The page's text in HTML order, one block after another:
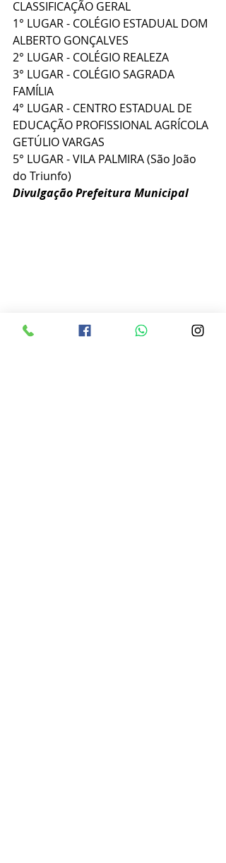
CLASSIFICAÇÃO GERAL
1° LUGAR - COLÉGIO ESTADUAL DOM
ALBERTO GONÇALVES
2° LUGAR - COLÉGIO REALEZA
3° LUGAR - COLÉGIO SAGRADA
FAMÍLIA
4° LUGAR - CENTRO ESTADUAL DE
EDUCAÇÃO PROFISSIONAL AGRÍCOLA
GETÚLIO VARGAS
5° LUGAR - VILA PALMIRA (São João
do Triunfo)
Divulgação Prefeitura Municipal